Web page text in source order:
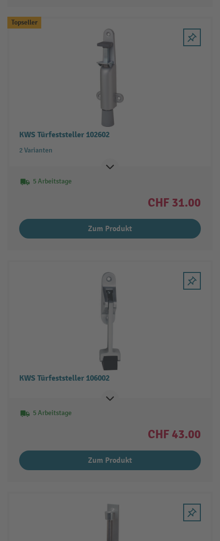
Topseller
KWS Türfeststeller 102602
2 Varianten
5 Arbeitstage
CHF 31.00
Zum Produkt
KWS Türfeststeller 106002
5 Arbeitstage
CHF 43.00
Zum Produkt